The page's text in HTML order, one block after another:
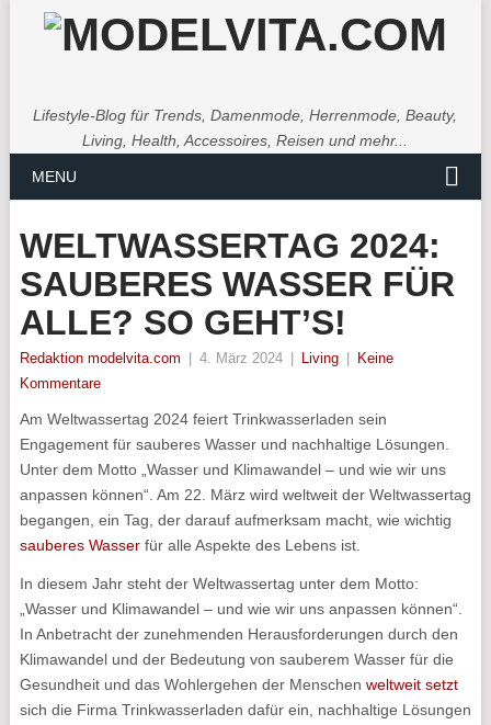
Lifestyle-Blog für Trends, Damenmode, Herrenmode, Beauty,
Living, Health, Accessoires, Reisen und mehr...
MENU
WELTWASSERTAG 2024:
SAUBERES WASSER FÜR
ALLE? SO GEHT’S!
Redaktion modelvita.com 4. März 2024 Living
Keine
Kommentare
Am Weltwassertag 2024 feiert Trinkwasserladen sein
Engagement für sauberes Wasser und nachhaltige Lösungen.
Unter dem Motto „Wasser und Klimawandel – und wie wir uns
anpassen können“. Am 22. März wird weltweit der Weltwassertag
begangen, ein Tag, der darauf aufmerksam macht, wie wichtig
sauberes Wasserfür alle Aspekte des Lebens ist.
In diesem Jahr steht der Weltwassertag unter dem Motto:
„Wasser und Klimawandel – und wie wir uns anpassen können“.
In Anbetracht der zunehmenden Herausforderungen durch den
Klimawandel und der Bedeutung von sauberem Wasser für die
Gesundheit und das Wohlergehen der Menschen weltweit setzt
sich die Firma Trinkwasserladen dafür ein, nachhaltige Lösungen